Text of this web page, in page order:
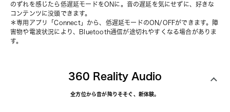
のずれを感じたら低遅延モードをONに。音の遅延を気にせずに、好きな
コンテンツに没頭できます。
＊専用アプリ「Connect」 から、低遅延モードのON/OFFができます。障
害物や電波状況により、Bluetooth通信が途切れやすくなる場合がありま
す。
360 Reality Audio
全方位から音が降りそそぐ、新体験。